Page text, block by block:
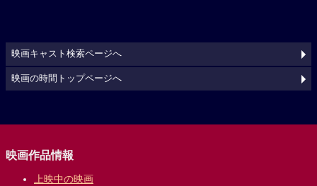
映画キャスト検索ページへ
映画の時間トップページへ
映画作品情報
上映中の映画